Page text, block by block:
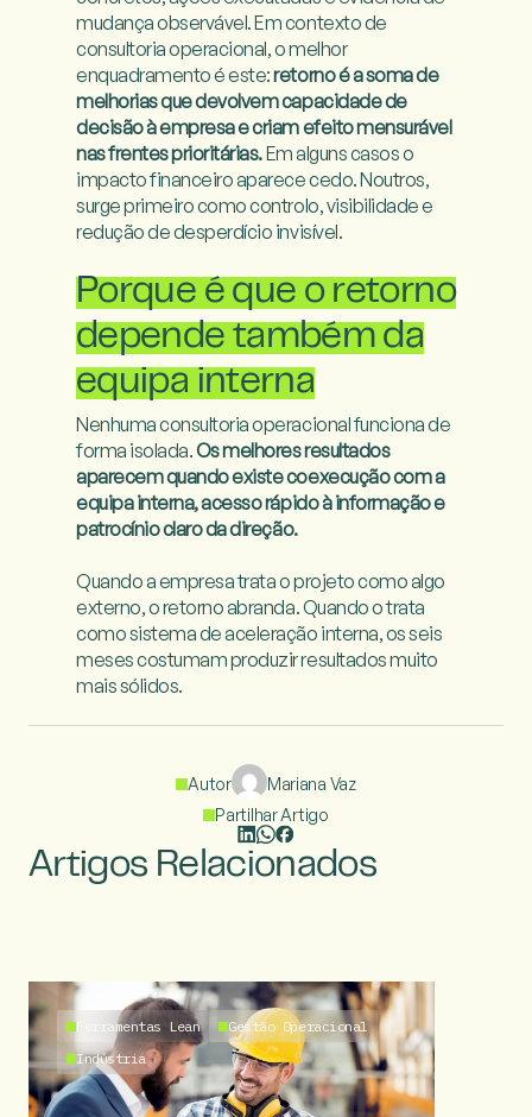
mudança observável. Em contexto de
consultoria operacional, o melhor
enquadramento é este: retorno é a soma de
melhorias que devolvem capacidade de
decisão à empresa e criam efeito mensurável
nas frentes prioritárias. Em alguns casos o
impacto financeiro aparece cedo. Noutros,
surge primeiro como controlo, visibilidade e
redução de desperdício invisível.
Porque é que o retorno
depende também da
equipa interna
Nenhuma consultoria operacional funciona de
forma isolada. Os melhores resultados
aparecem quando existe coexecução com a
equipa interna, acesso rápido à informação e
patrocínio claro da direção.
Quando a empresa trata o projeto como algo
externo, o retorno abranda. Quando o trata
como sistema de aceleração interna, os seis
meses costumam produzir resultados muito
mais sólidos.
Autor
Mariana Vaz
Partilhar Artigo
Artigos Relacionados
Ferramentas Lean
Gestão Operacional
Indústria